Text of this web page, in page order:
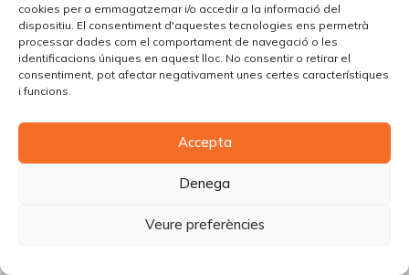
cookies per a emmagatzemar i/o accedir a la informació del
dispositiu. El consentiment d'aquestes tecnologies ens permetrà
processar dades com el comportament de navegació o les
identificacions úniques en aquest lloc. No consentir o retirar el
consentiment, pot afectar negativament unes certes característiques
i funcions.
Accepta
Denega
Veure preferències
© Copyright Piùbella Models Agency2026
Creative Corner Agency
Política de cookies